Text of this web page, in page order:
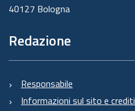
40127 Bologna
Redazione
Responsabile
Informazioni sul sito e crediti